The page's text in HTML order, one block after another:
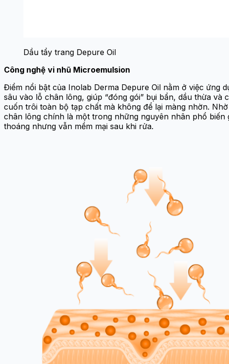
Dầu tẩy trang Depure Oil
Công nghệ vi nhũ Microemulsion
Điểm nổi bật của Inolab Derma Depure Oil nằm ở việc ứng
sâu vào lỗ chân lông, giúp “đóng gói” bụi bẩn, dầu thừa
cuốn trôi toàn bộ tạp chất mà không để lại màng nhờn.
chân lông chính là một trong những nguyên nhân phổ
thoáng nhưng vẫn mềm mại sau khi rửa.